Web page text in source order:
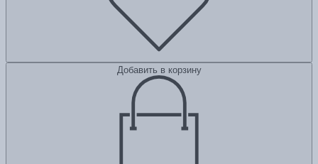
Добавить в корзину